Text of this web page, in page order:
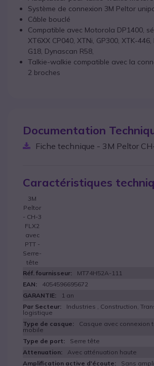
Système de connexion 3M Peltor
Câble bouclé
Compatible avec Motorola DP1400,
XT6XX CP040, XTNi, GP300, XTK-
G18, Dynascan R58,
Talkie-walkie compatible avec la
2 broches
Documentation
Fiche technique - 3M Peltor
Caractéristiques
3M
Peltor
- CH-3
FLX2
avec
PTT -
Serre-
tête
MT74H52A-111
4054596695672
1 an
Industries , Construction,
logistique
Casque avec connexion
mobile
Serre tête
Avec atténuation haute
Sans